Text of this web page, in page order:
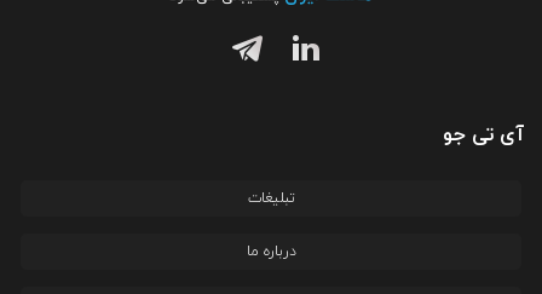
آی تی جو
تبلیغات
درباره ما